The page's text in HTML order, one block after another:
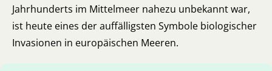
Jahrhunderts im Mittelmeer nahezu unbekannt war,
ist heute eines der auffälligsten Symbole biologischer
Invasionen in europäischen Meeren.